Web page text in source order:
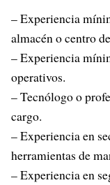
– Experiencia
almacén o centro
– Experiencia
operativos.
– Tecnólogo o
cargo.
– Experiencia en
herramientas de
– Experiencia en